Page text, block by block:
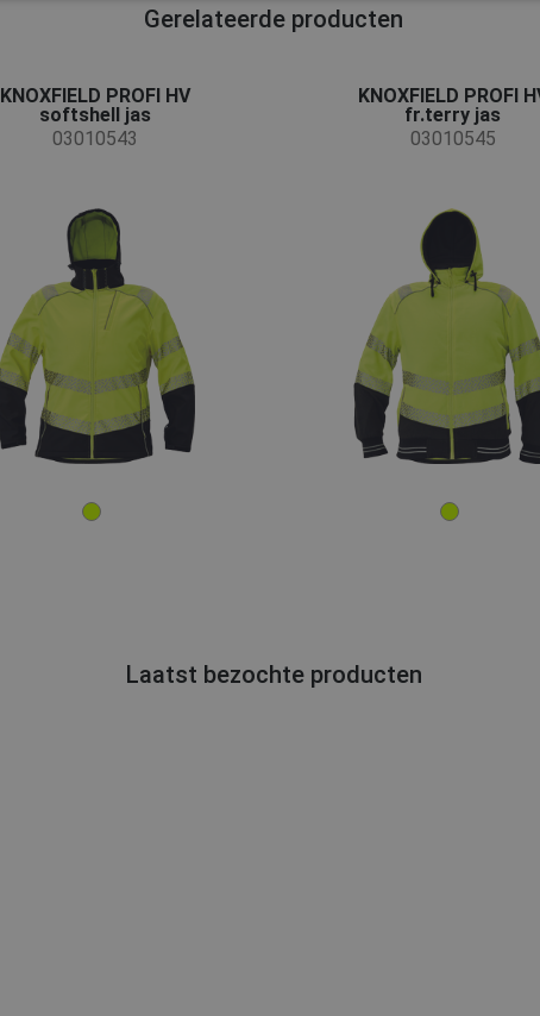
Gerelateerde producten
KNOXFIELD PROFI HV
softshell jas
03010543
KNOXFIELD PROFI
fr.terry jas
03010545
Laatst bezochte producten